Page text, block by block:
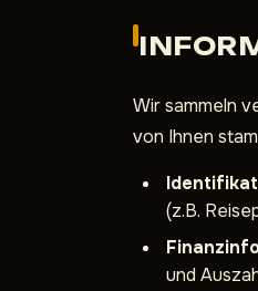
Wir sammeln
von Ihnen
(z.B.
und